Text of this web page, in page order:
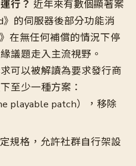
行？ 近年來有數個顯著案
的伺服器後部分功能消
在無任何補償的情況下停
議題走入主流視野。
可以被解讀為要求發行商
至少一種方案：
playable patch），移除
規格，允許社群自行架設